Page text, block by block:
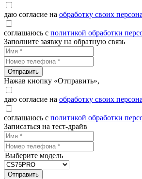
даю согласие на обработку своих
соглашаюсь с политикой обработки
Заполните заявку на обратную связь
Отправить
Нажав кнопку «Отправить»,
даю согласие на обработку своих
соглашаюсь с политикой обработки
Записаться на тест-драйв
Выберите модель
Отправить